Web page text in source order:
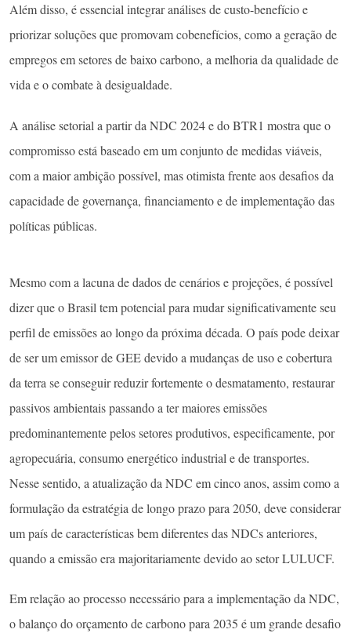
Além disso, é essencial integrar análises de custo-benefício e
priorizar soluções que promovam cobenefícios, como a geração de
empregos em setores de baixo carbono, a melhoria da qualidade de
vida e o combate à desigualdade.
A análise setorial a partir da NDC 2024 e do BTR1 mostra que o
compromisso está baseado em um conjunto de medidas viáveis,
com a maior ambição possível, mas otimista frente aos desafios da
capacidade de governança, financiamento e de implementação das
políticas públicas.
Mesmo com a lacuna de dados de cenários e projeções, é possível
dizer que o Brasil tem potencial para mudar significativamente seu
perfil de emissões ao longo da próxima década. O país pode deixar
de ser um emissor de GEE devido a mudanças de uso e cobertura
da terra se conseguir reduzir fortemente o desmatamento, restaurar
passivos ambientais passando a ter maiores emissões
predominantemente pelos setores produtivos, especificamente, por
agropecuária, consumo energético industrial e de transportes.
Nesse sentido, a atualização da NDC em cinco anos, assim como a
formulação da estratégia de longo prazo para 2050, deve considerar
um país de características bem diferentes das NDCs anteriores,
quando a emissão era majoritariamente devido ao setor LULUCF.
Em relação ao processo necessário para a implementação da NDC,
o balanço do orçamento de carbono para 2035 é um grande desafio